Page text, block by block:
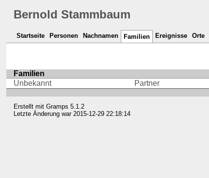
Bernold Stammbaum
Startseite Personen Nachnamen Familien Ereignisse Orte
Familien
Unbekannt
Partner
Erstellt mitGramps 5.1.2
Letzte Änderung war 2015-12-29 22:18:14